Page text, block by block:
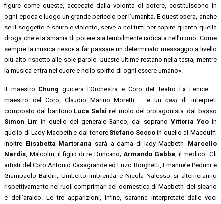
figure come queste, accecate dalla volontà di potere, costituiscono in
ogni epoca e luogo un grande pericolo per l’umanità. E quest’opera, anche
se il soggetto è scuro e violento, serve a noi tutti per capire quanto quella
droga che è la smania di potere sia terribilmente radicata nell’uomo. Come
sempre la musica riesce a far passare un determinato messaggio a livello
più alto rispetto alle sole parole. Queste ultime restano nella testa, mentre
la musica entra nel cuore e nello spirito di ogni essere umano».
Il maestro Chung guiderà l’Orchestra e Coro del Teatro La Fenice –
maestro del Coro, Claudio Marino Moretti – e uncastdi interpreti
composto dal baritono Luca Salsi nel ruolo del protagonista, dal basso
Simon Lim in quello del generale Banco, dal soprano Vittoria Yeoin
quello di Lady Macbeth e dal tenore Stefano Seccoin quello di Macduff;
inoltre Elisabetta Martorana sarà la dama di lady Macbeth; Marcello
Nardis , Malcolm, il figlio di re Duncano; Armando Gabba , il medico. Gli
artisti del Coro Antonio Casagrande ed Enzo Borghetti, Emanuele Pedrini e
Giampaolo Baldin, Umberto Imbrenda e Nicola Nalesso si alterneranno
rispettivamente nei ruoli comprimari del domestico di Macbeth, del sicario
e dell’araldo. Le tre apparizioni, infine, saranno interpretate dalle voci